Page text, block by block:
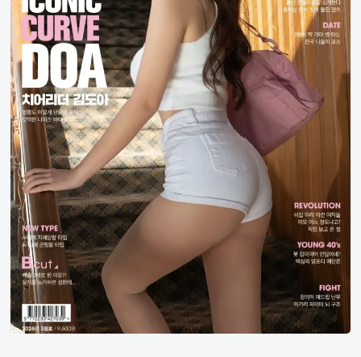
儿
登
上
《Maxim》
杂
志
封
面